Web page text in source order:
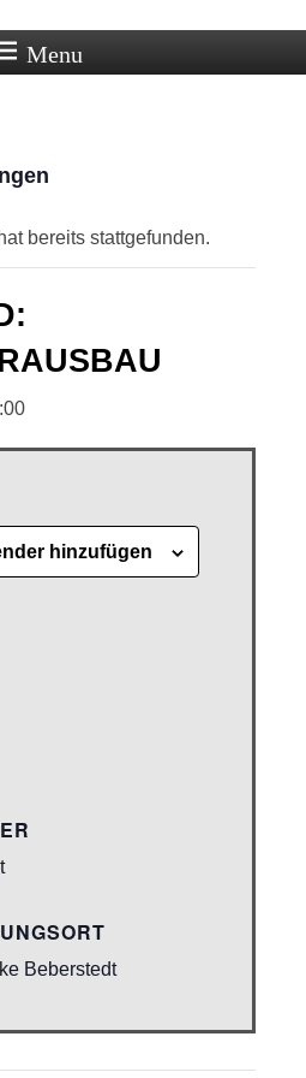
Menu
bereits stattgefunden.
hinzufügen
Beberstedt